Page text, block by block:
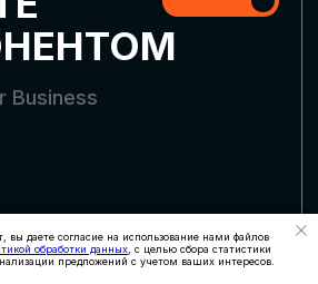
вы даете согласие на использование нами файлов
обработки данных , с целью сбора статистики
предложений с учетом ваших интересов.